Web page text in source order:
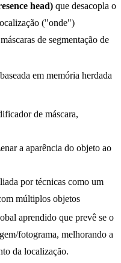
head) que desacopla o
("onde")
de segmentação de
em memória herdada
de máscara,
a aparência do objeto ao
por técnicas como um
múltiplos objetos
aprendido que prevê se o
fotograma, melhorando a
da localização.